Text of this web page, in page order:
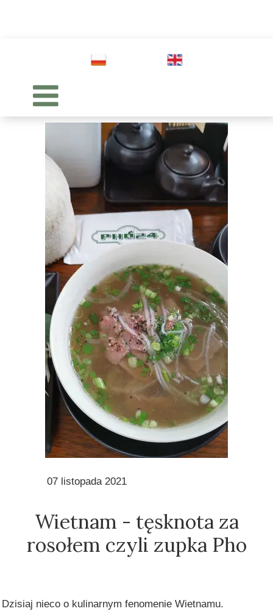
07 listopada 2021
Wietnam - tęsknota za
rosołem czyli zupka Pho
Dzisiaj nieco o kulinarnym fenomenie Wietnamu.